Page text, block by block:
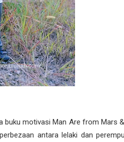
buku motivasi Man Are from Mars
antara lelaki dan